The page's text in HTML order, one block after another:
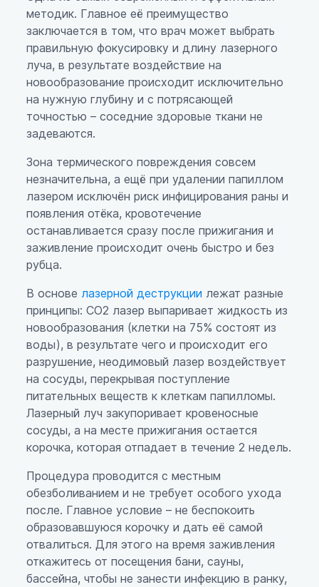
методик. Главное её преимущество
заключается в том, что врач может выбрать
правильную фокусировку и длину лазерного
луча, в результате воздействие на
новообразование происходит исключительно
на нужную глубину и с потрясающей
точностью – соседние здоровые ткани не
задеваются.
Зона термического повреждения совсем
незначительна, а ещё при удалении папиллом
лазером исключён риск инфицирования раны и
появления отёка, кровотечение
останавливается сразу после прижигания и
заживление происходит очень быстро и без
рубца.
В основе лазерной деструкции лежат разные
принципы: СО2 лазер выпаривает жидкость из
новообразования (клетки на 75% состоят из
воды), в результате чего и происходит его
разрушение, неодимовый лазер воздействует
на сосуды, перекрывая поступление
питательных веществ к клеткам папилломы.
Лазерный луч закупоривает кровеносные
сосуды, а на месте прижигания остается
корочка, которая отпадает в течение 2 недель.
Процедура проводится с местным
обезболиванием и не требует особого ухода
после. Главное условие – не беспокоить
образовавшуюся корочку и дать её самой
отвалиться. Для этого на время заживления
откажитесь от посещения бани, сауны,
бассейна, чтобы не занести инфекцию в ранку,